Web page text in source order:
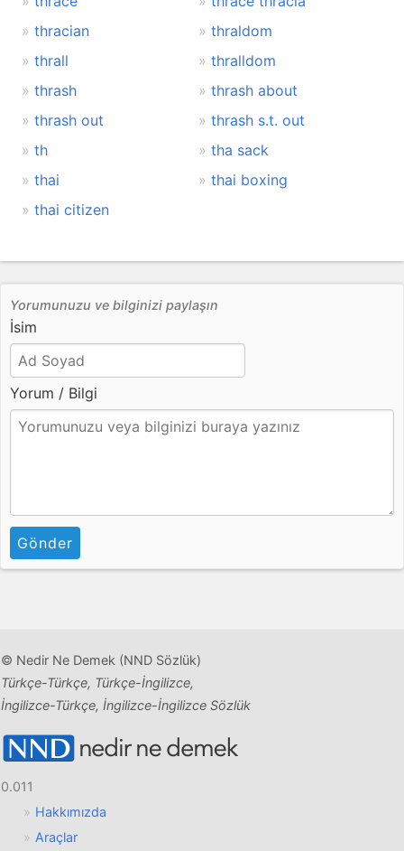
thracian
thraldom
thrall
thralldom
thrash
thrash about
thrash out
thrash s.t. out
th
tha sack
thai
thai boxing
thai citizen
Yorumunuzu ve bilginizi paylaşın
İsim
Yorum / Bilgi
Gönder
© Nedir Ne Demek (NND Sözlük)
Türkçe-Türkçe, Türkçe-İngilizce,
İngilizce-Türkçe, İngilizce-İngilizce Sözlük
0.011
Hakkımızda
Araçlar